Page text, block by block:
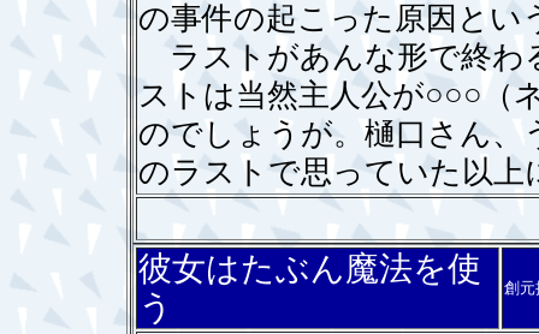
の事件の起こった原因と
ラストがあんな形で終わ
ストは当然主人公が○○○（
のでしょうが。樋口さん
のラストで思っていた以
彼女はたぶん魔法を使
う
創元